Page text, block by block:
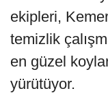
ekipleri,
temizlik
en güzel
yürütüyor.